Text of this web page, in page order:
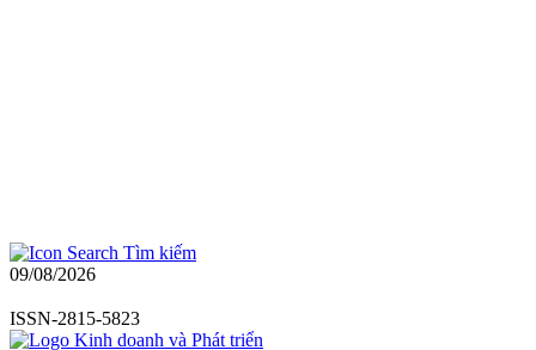
Tìm kiếm
09/08/2026
ISSN-2815-5823